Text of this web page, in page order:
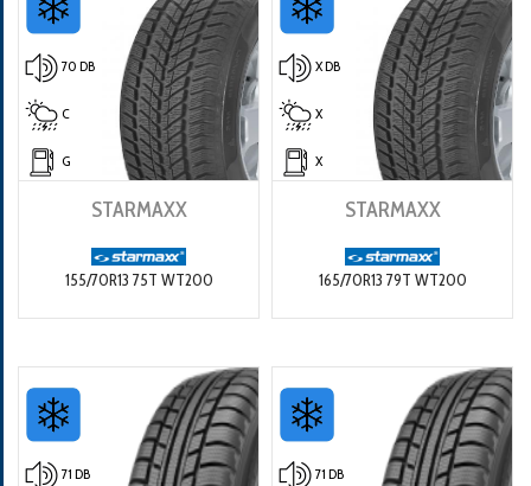
70 DB
C
G
STARMAXX
155/70R13 75T WT200
X DB
X
X
STARMAXX
165/70R13 79T WT200
71 DB 71 DB